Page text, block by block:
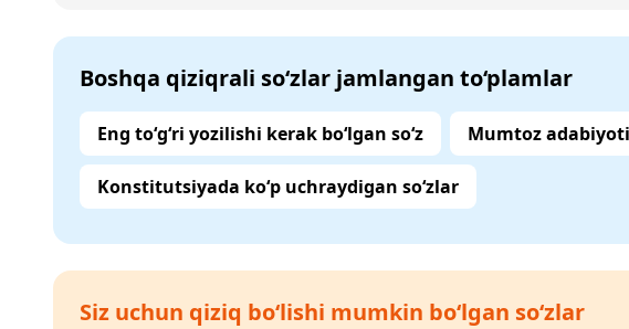
Boshqa qiziqrali so‘zlar jamlangan to‘plamlar
Eng to‘g‘ri yozilishi kerak bo‘lgan so‘z Mumtoz
Konstitutsiyada ko‘p uchraydigan so‘zlar
Siz uchun qiziq bo‘lishi mumkin bo‘lgan so‘zlar